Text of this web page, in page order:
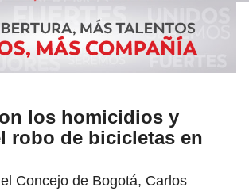
los homicidios y
robo de bicicletas en
Concejo de Bogotá, Carlos